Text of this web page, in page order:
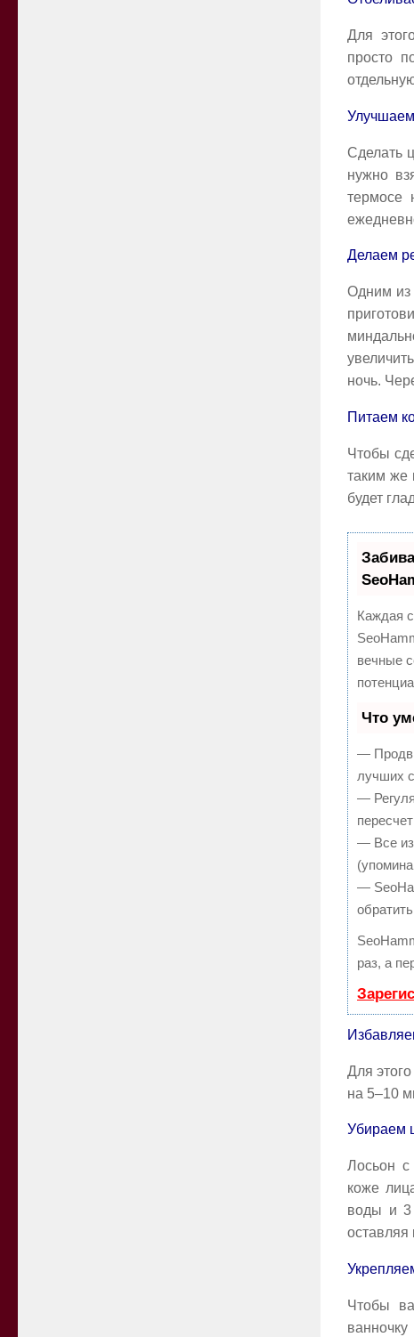
Для
просто
Сделать
нужно
термосе
Делаем
Одним из
ночь.
Питаем
Чтобы
таким же
будет
Каждая
вечные
Что
—
лучших
—
— Все
—
раз, а
Для
на 5–10
Убираем
Лосьон
коже
воды и 3
Чтобы